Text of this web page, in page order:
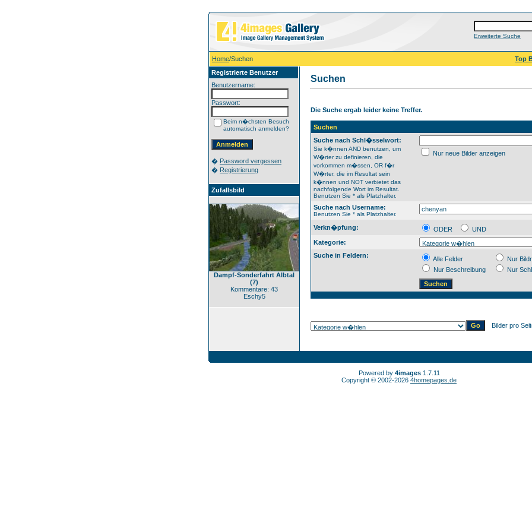
Erweiterte Suche
Home/Suchen Top
Registrierte Benutzer
Benutzername:
Passwort:
Beim n�chsten Besuch
automatisch anmelden?
� Password vergessen
� Registrierung
Zufallsbild
Dampf-Sonderfahrt Albtal
(7)
Kommentare: 43
Eschy5
Suchen
Die Suche ergab leider keine Treffer.
Suchen
Suche nach Schl�sselwort:
Sie k�nnen AND benutzen, um
W�rter zu definieren, die
vorkommen m�ssen, OR f�r
W�rter, die im Resultat sein
k�nnen und NOT verbietet das
nachfolgende Wort im Resultat.
Benutzen Sie * als Platzhalter.
Nur neue Bilder anzeigen
Suche nach Username:
Benutzen Sie * als Platzhalter.
Verkn�pfung: ODER
UND
Kategorie:
Suche in Feldern:
Alle Felder
Nur
Nur Beschreibung
Nur
Bilder pro
Powered by 4images1.7.11
Copyright © 2002-2026 4homepages.de